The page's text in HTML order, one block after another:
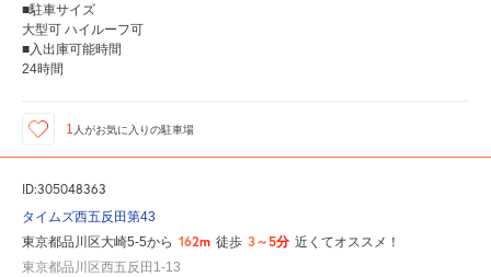
■駐車サイズ
大型可 ハイルーフ可
■入出庫可能時間
24時間
1 人がお気に入りの駐車場
ID:305048363
タイムズ西五反田第43
東京都品川区大崎5-5から 162m 徒歩 3～5分 近くてオススメ！
東京都品川区西五反田1-13